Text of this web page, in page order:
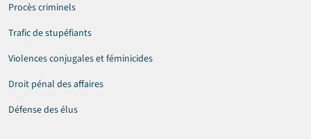
Procès criminels
Trafic de stupéfiants
Violences conjugales et féminicides
Droit pénal des affaires
Défense des élus